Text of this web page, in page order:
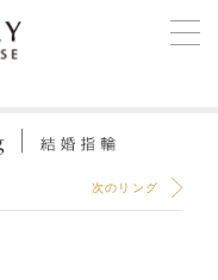
次のリング